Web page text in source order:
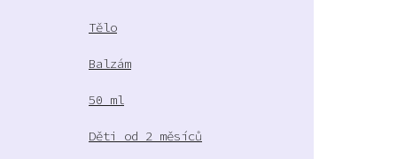
Tělo
Balzám
50 ml
Děti od 2 měsíců